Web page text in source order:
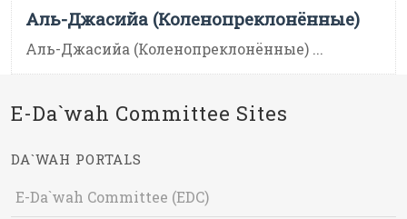
Аль-Джасийа (Коленопреклонённые)
Аль-Джасийа (Коленопреклонённые) ...
E-Da`wah Committee Sites
DA`WAH PORTALS
E-Da`wah Committee (EDC)